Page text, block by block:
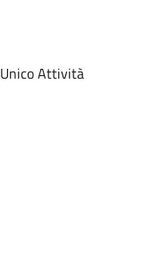
Attività